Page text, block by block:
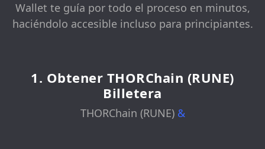
Wallet te guía por todo el proceso en minutos,
haciéndolo accesible incluso para principiantes.
1. Obtener THORChain (RUNE)
Billetera
THORChain (RUNE) &